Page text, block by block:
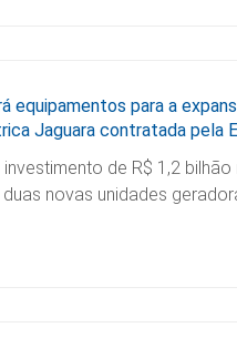
equipamentos para a
Jaguara contratada pela
de R$ 1,2 bilhão
novas unidades